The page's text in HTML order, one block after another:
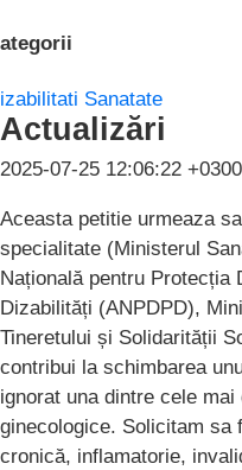
Sanatate
Actualizări
2025-07-25 12:06:22 +0300
Aceasta petitie urmeaza
specialitate (Ministerul
Națională pentru Protecția
Dizabilități (ANPDPD),
Tineretului și Solidarității
contribui la schimbarea
ignorat una dintre cele
ginecologice. Solicitam sa
cronică, inflamatorie,